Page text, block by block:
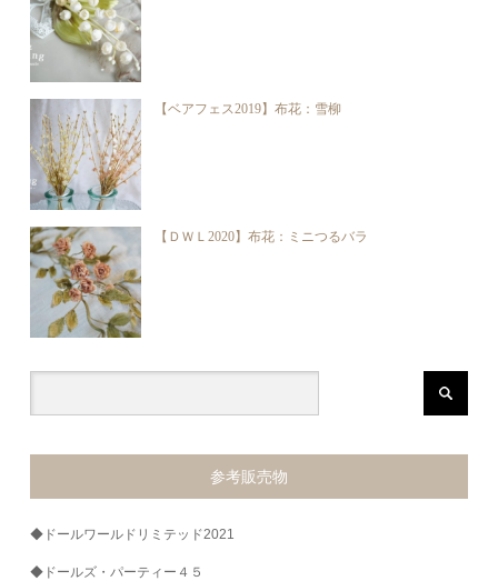
【ベアフェス2019】布花：雪柳
【ＤＷＬ2020】布花：ミニつるバラ
参考販売物
◆ドールワールドリミテッド2021
◆ドールズ・パーティー４５